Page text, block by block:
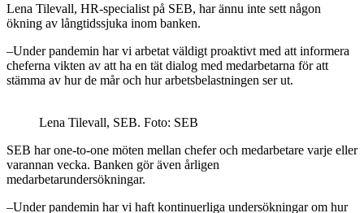
Lena Tilevall, HR-specialist på SEB, har ännu inte sett någon
ökning av långtidssjuka inom banken.
–Under pandemin har vi arbetat väldigt proaktivt med att informera
cheferna vikten av att ha en tät dialog med medarbetarna för att
stämma av hur de mår och hur arbetsbelastningen ser ut.
Lena Tilevall, SEB. Foto: SEB
SEB har one-to-one möten mellan chefer och medarbetare varje eller
varannan vecka. Banken gör även årligen
medarbetarundersökningar.
–Under pandemin har vi haft kontinuerliga undersökningar om hur